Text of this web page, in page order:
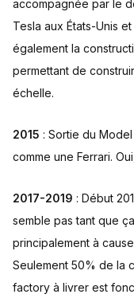
accompagnée par le
Tesla aux États-Unis
également la
permettant de
échelle.
2015 : Sortie du
comme une Ferrari.
2017-2019 : Début
semble pas tant que
principalement à
Seulement 50% de la
factory à livrer est